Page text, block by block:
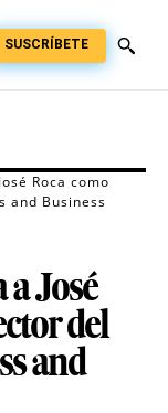
SUSCRÍBETE
Roca como
and Business
José
del
and